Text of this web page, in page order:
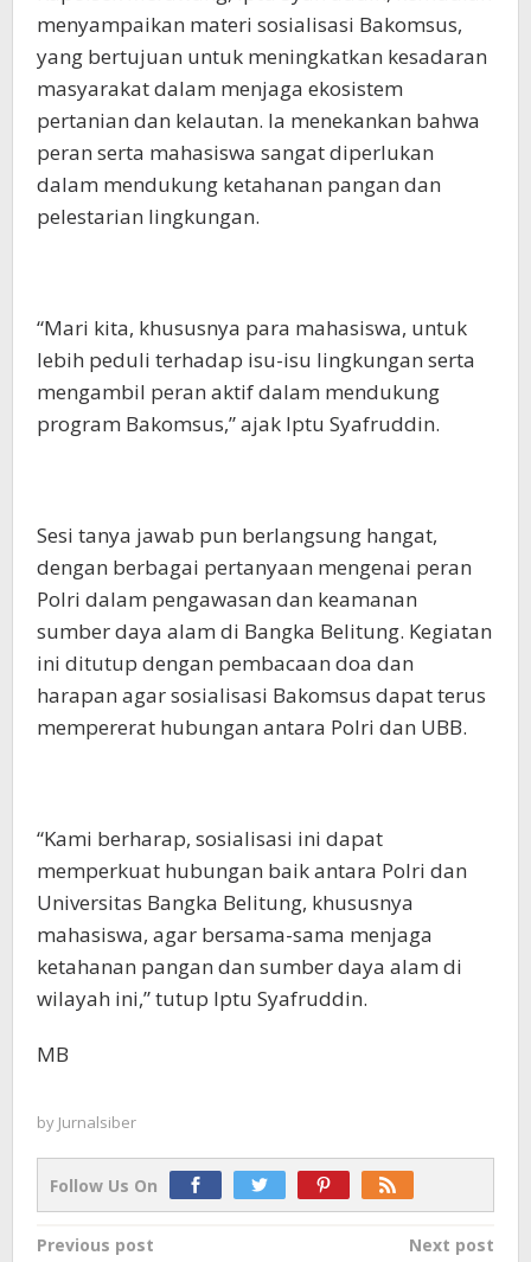
menyampaikan materi sosialisasi Bakomsus,
yang bertujuan untuk meningkatkan kesadaran
masyarakat dalam menjaga ekosistem
pertanian dan kelautan. Ia menekankan bahwa
peran serta mahasiswa sangat diperlukan
dalam mendukung ketahanan pangan dan
pelestarian lingkungan.
“Mari kita, khususnya para mahasiswa, untuk
lebih peduli terhadap isu-isu lingkungan serta
mengambil peran aktif dalam mendukung
program Bakomsus,” ajak Iptu Syafruddin.
Sesi tanya jawab pun berlangsung hangat,
dengan berbagai pertanyaan mengenai peran
Polri dalam pengawasan dan keamanan
sumber daya alam di Bangka Belitung. Kegiatan
ini ditutup dengan pembacaan doa dan
harapan agar sosialisasi Bakomsus dapat terus
mempererat hubungan antara Polri dan UBB.
“Kami berharap, sosialisasi ini dapat
memperkuat hubungan baik antara Polri dan
Universitas Bangka Belitung, khususnya
mahasiswa, agar bersama-sama menjaga
ketahanan pangan dan sumber daya alam di
wilayah ini,” tutup Iptu Syafruddin.
MB
by Jurnalsiber
Follow Us On
Post
Previous post
Next post